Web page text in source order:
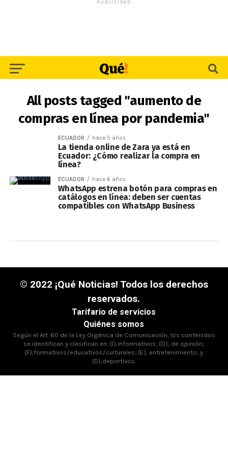
PUBLICIDAD
All posts tagged "aumento de
compras en línea por pandemia"
ECUADOR hace 5 años
La tienda online de Zara ya está en
Ecuador: ¿Cómo realizar la compra en
línea?
ECUADOR hace 6 años
WhatsApp estrena botón para compras en
catálogos en línea: deben ser cuentas
compatibles con WhatsApp Business
© 2022 ¡Qué Noticias! Todos los derechos
reservados.
Tarifario de servicios
Quiénes somos
Según el Art. 60 de la Ley Orgánica de Comunicación, los contenidos
se identifican y clasifican en: (I),informativos; (O), de opinión;
(F),formativos/educativos/culturales; (E), entretenimiento; y
(D),deportivos.